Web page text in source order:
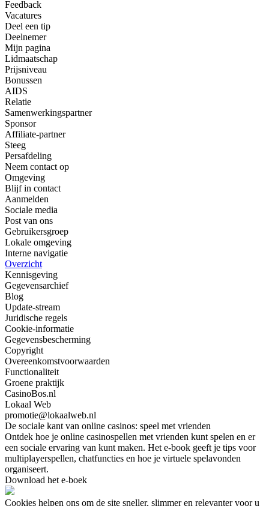
Feedback
Vacatures
Deel een tip
Deelnemer
Mijn pagina
Lidmaatschap
Prijsniveau
Bonussen
AIDS
Relatie
Samenwerkingspartner
Sponsor
Affiliate-partner
Steeg
Persafdeling
Neem contact op
Omgeving
Blijf in contact
Aanmelden
Sociale media
Post van ons
Gebruikersgroep
Lokale omgeving
Interne navigatie
Overzicht
Kennisgeving
Gegevensarchief
Blog
Update-stream
Juridische regels
Cookie-informatie
Gegevensbescherming
Copyright
Overeenkomstvoorwaarden
Functionaliteit
Groene praktijk
CasinoBos.nl
Lokaal Web
promotie@lokaalweb.nl
De sociale kant van online casinos: speel met vrienden
Ontdek hoe je online casinospellen met vrienden kunt spelen en er
een sociale ervaring van kunt maken. Het e-book geeft je tips voor
multiplayerspellen, chatfuncties en hoe je virtuele spelavonden
organiseert.
Download het e-boek
Cookies helpen ons om de site sneller, slimmer en relevanter voor u